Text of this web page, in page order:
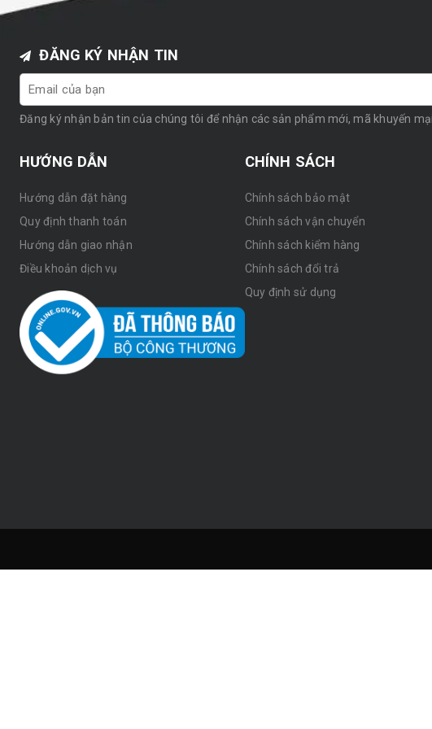
ĐĂNG KÝ NHẬN TIN
Đăng ký nhận bản tin của chúng tôi để nhận các sản phẩm mới, mã khuyến
HƯỚNG DẪN
Hướng dẫn đặt hàng
Quy định thanh toán
Hướng dẫn giao nhận
Điều khoản dịch vụ
CHÍNH SÁCH
Chính sách bảo mật
Chính sách vận chuyển
Chính sách kiểm hàng
Chính sách đổi trả
Quy định sử dụng